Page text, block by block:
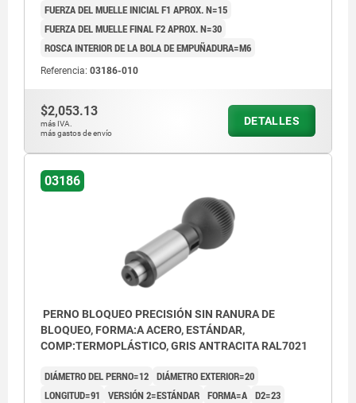
Forma A: estándar
FUERZA DEL MUELLE INICIAL F1 APROX. N=15
FUERZA DEL MUELLE FINAL F2 APROX. N=30
ROSCA INTERIOR DE LA BOLA DE EMPUÑADURA=M6
Referencia: 03186-010
$2,053.13
más IVA.
más gastos de envío
DETALLES
03186
PERNO BLOQUEO PRECISIÓN SIN RANURA DE
BLOQUEO, FORMA:A ACERO, ESTÁNDAR,
COMP:TERMOPLÁSTICO, GRIS ANTRACITA RAL7021
DIÁMETRO DEL PERNO=12 DIÁMETRO EXTERIOR=20
LONGITUD=91
VERSIÓN 2=ESTÁNDAR FORMA=A D2=23